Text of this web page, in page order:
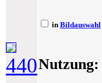
440
in Bildauswahl
Nutzung: